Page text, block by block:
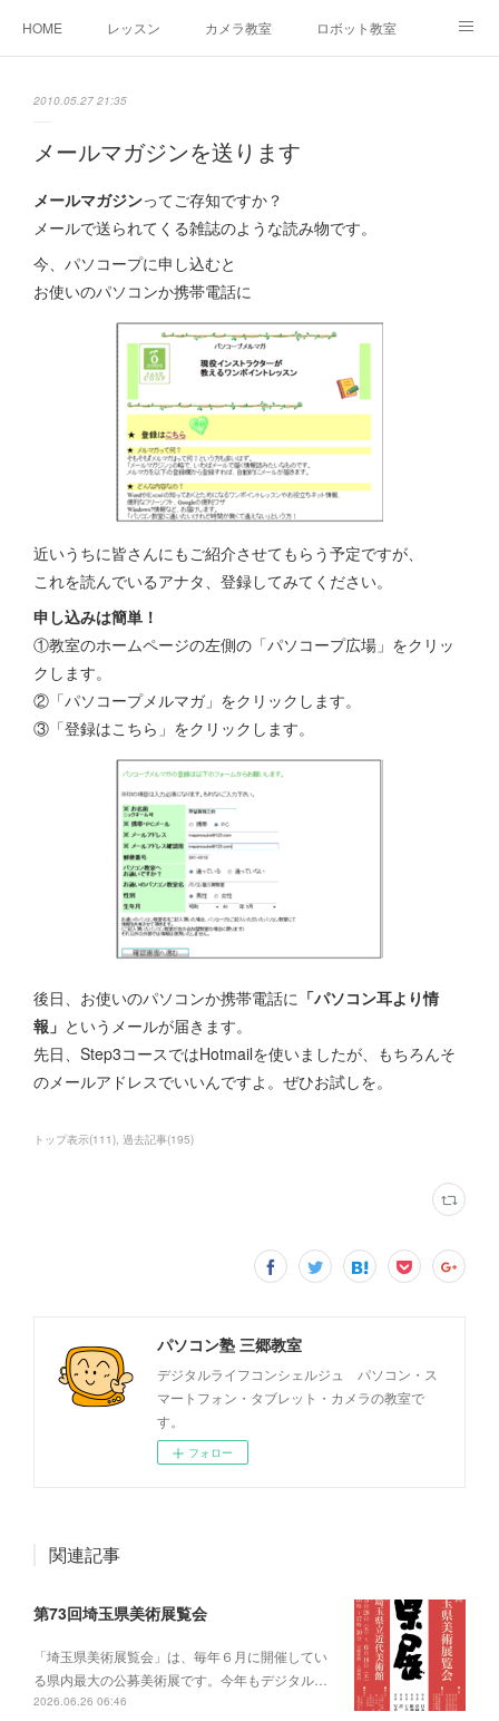
HOME レッスン カメラ教室 ロボット教室
2010.05.27 21:35
メールマガジンを送ります
メールマガジンってご存知ですか？
メールで送られてくる雑誌のような読み物です。
今、パソコープに申し込むと
お使いのパソコンか携帯電話に
近いうちに皆さんにもご紹介させてもらう予定ですが、
これを読んでいるアナタ、登録してみてください。
申し込みは簡単！
①教室のホームページの左側の「パソコープ広場」をクリッ
クします。
②「パソコープメルマガ」をクリックします。
③「登録はこちら」をクリックします。
後日、お使いのパソコンか携帯電話に 「パソコン耳より情
報」 というメールが届きます。
先日、Step3コースではHotmailを使いましたが、もちろんそ
のメールアドレスでいいんですよ。ぜひお試しを。
トップ表示(111) 過去記事(195)
パソコン塾 三郷教室
デジタルライフコンシェルジュ パソコン・ス
マートフォン・タブレット・カメラの教室で
す。
フォロー
関連記事
第73回埼玉県美術展覧会
「埼玉県美術展覧会」は、毎年６月に開催してい
る県内最大の公募美術展です。今年もデジタル…
2026.06.26 06:46